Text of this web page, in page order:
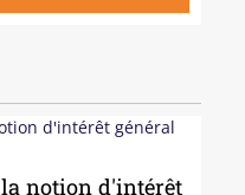
notion d'intérêt